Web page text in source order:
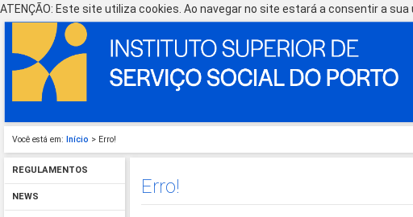
ATENÇÃO: Este site utiliza cookies. Ao navegar no site estará a consentir a sua
Você está em: Início > Erro!
REGULAMENTOS
NEWS Erro!